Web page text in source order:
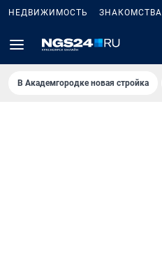
НЕДВИЖИМОСТЬ ЗНАКОМСТВА
В Академгородке новая стройка